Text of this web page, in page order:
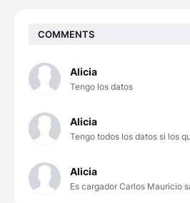
COMMENTS
Alicia
Tengo los datos
Alicia
Tengo todos los datos si los
Alicia
Es cargador Carlos Mauricio